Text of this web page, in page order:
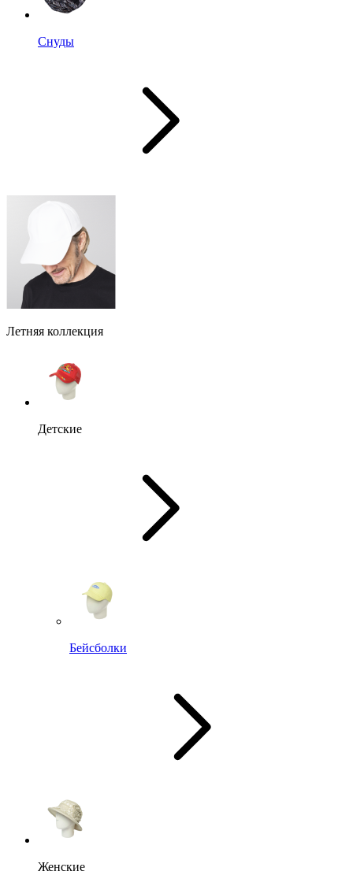
Снуды
Летняя коллекция
Детские
Бейсболки
Женские